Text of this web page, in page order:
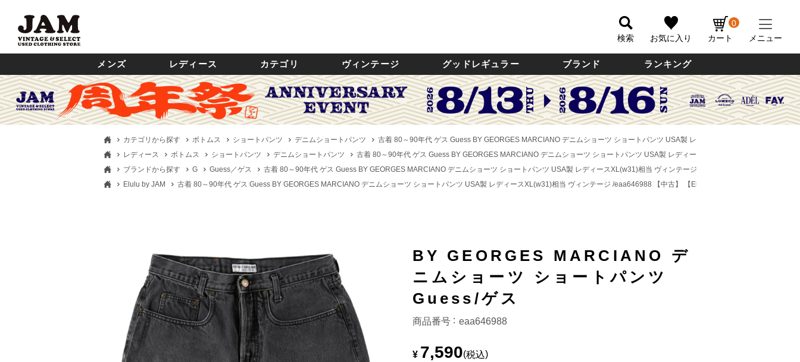
検索 お気に入り カート
0
メニュー
メンズ レディース カテゴリ ヴィンテージ グッドレギュラー ブランド ランキング
カテゴリから探す ボトムス ショートパンツ デニムショートパンツ
古着 80～90年代 ゲス Guess BY GEORGES MARCIANO デニムショーツ ショートパンツ USA製 レディースXL(w31)相当 ヴィン
レディース
ボトムス ショートパンツ デニムショートパンツ
古着 80～90年代 ゲス Guess BY GEORGES MARCIANO デニムショーツ ショートパンツ USA製 レディースXL(w31)相当 ヴィンテージ /
ブランドから探す
G Guess／ゲス 古着 80～90年代 ゲス Guess BY GEORGES MARCIANO デニムショーツ ショートパンツ USA製 レディースXL(w31)相当 ヴィンテージ /eaa646988 【中古】
Elulu by JAM
古着 80～90年代 ゲス Guess BY GEORGES MARCIANO デニムショーツ ショートパンツ USA製 レディースXL(w31)相当 ヴィンテージ /eaa646988 【中古】 【Elulu/エルル】
BY GEORGES MARCIANO デ
ニムショーツ ショートパンツ
Guess/ゲス
商品番号 eaa646988
¥ 7,590 税込